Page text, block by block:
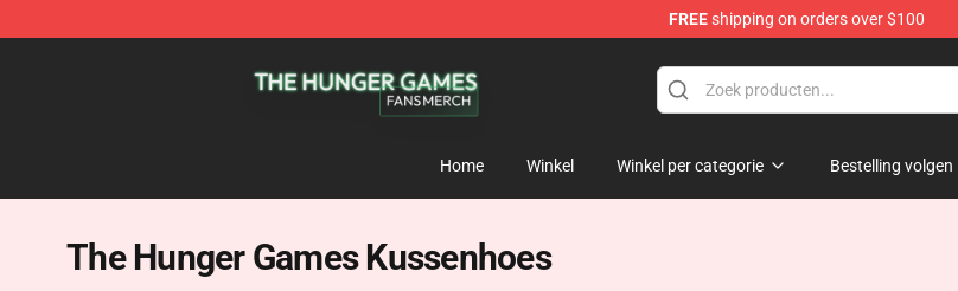
FREEshipping on orders over $100
Home Winkel Winkel per categorie Bestelling volgen
The Hunger Games Kussenhoes